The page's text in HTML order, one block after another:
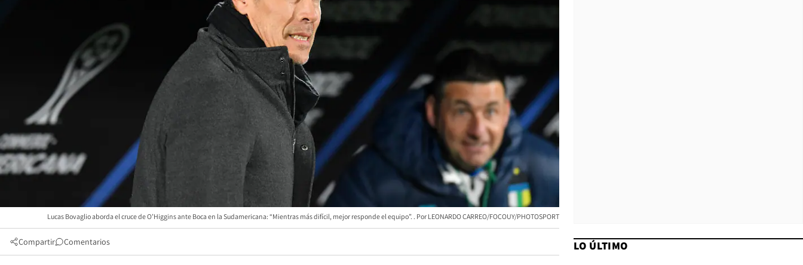
Lucas Bovaglio aborda el cruce de O’Higgins ante Boca en la Sudamericana: “Mientras más difícil, mejor responde el equipo”. LEONARDO CARREO/FOCOUY/PHOTOSPORT
Compartir Comentarios LO ÚLTIMO